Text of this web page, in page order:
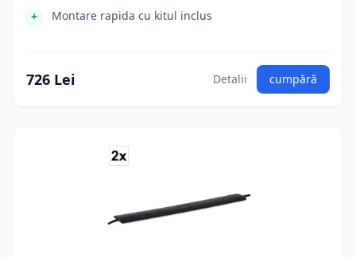
Montare rapida cu kitul inclus
726 Lei Detalii cumpără